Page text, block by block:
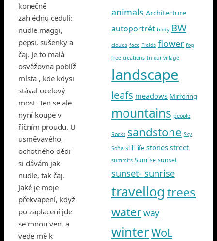
konečně
zahlédnu ceduli:
nudle maggi,
pepsi, sušenky a
čaj. Je to malá
osvěžovna poblíž
místa , kde kdysi
stával ocelový
most. Ten se ale
nyní koupe v
říčním proudu. U
usměvavého,
ochotného dědi
si dávám jak
nudle, tak čaj.
Jaké je moje
překvapení, když
po zaplacení jde
se mnou ven, a
vede mě k
animals Architecture
autoportrét body BW
clouds face Fields flower fog
free creations In our village
landscape
leafs meadows Mirroring
mountains people
Rocks sandstone Sky
Soňa still life stones street
summits Sunrise sunset
sunset- sunrise
travellogtrees
waterway
winterWoL